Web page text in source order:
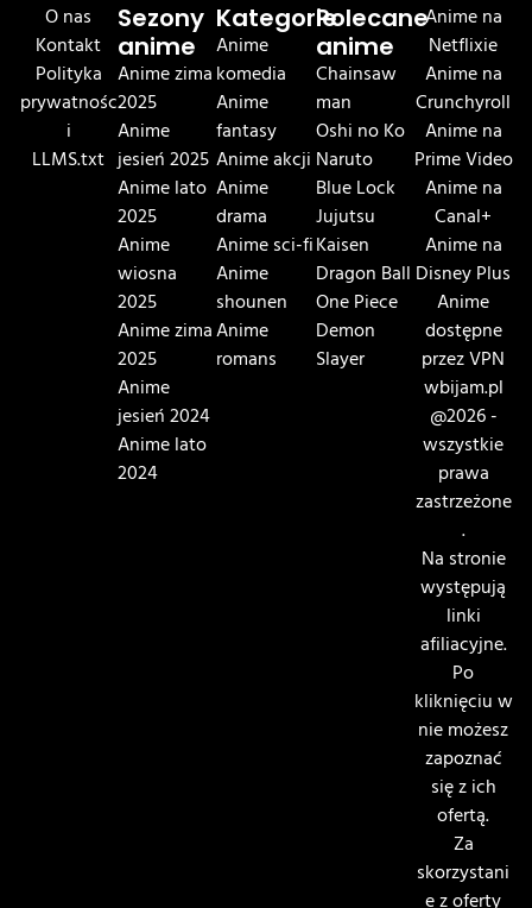
O nas
Kontakt
Polityka
prywatnośc
i
LLMS.txt
Sezony
anime
Anime zima
2025
Anime
jesień 2025
Anime lato
2025
Anime
wiosna
2025
Anime zima
2025
Anime
jesień 2024
Anime lato
2024
Kategorie
Anime
komedia
Anime
fantasy
Anime akcji
Anime
drama
Anime sci-fi
Anime
shounen
Anime
romans
Polecane
anime
Chainsaw
man
Oshi no Ko
Naruto
Blue Lock
Jujutsu
Kaisen
Dragon Ball
One Piece
Demon
Slayer
Anime na
Netflixie
Anime na
Crunchyroll
Anime na
Prime Video
Anime na
Canal+
Anime na
Disney Plus
Anime
dostępne
przez VPN
wbijam.pl
@2026 -
wszystkie
prawa
zastrzeżone
.
Na stronie
występują
linki
afiliacyjne.
Po
kliknięciu w
nie możesz
zapoznać
się z ich
ofertą.
Za
skorzystani